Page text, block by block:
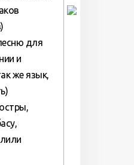
для
и
же язык,